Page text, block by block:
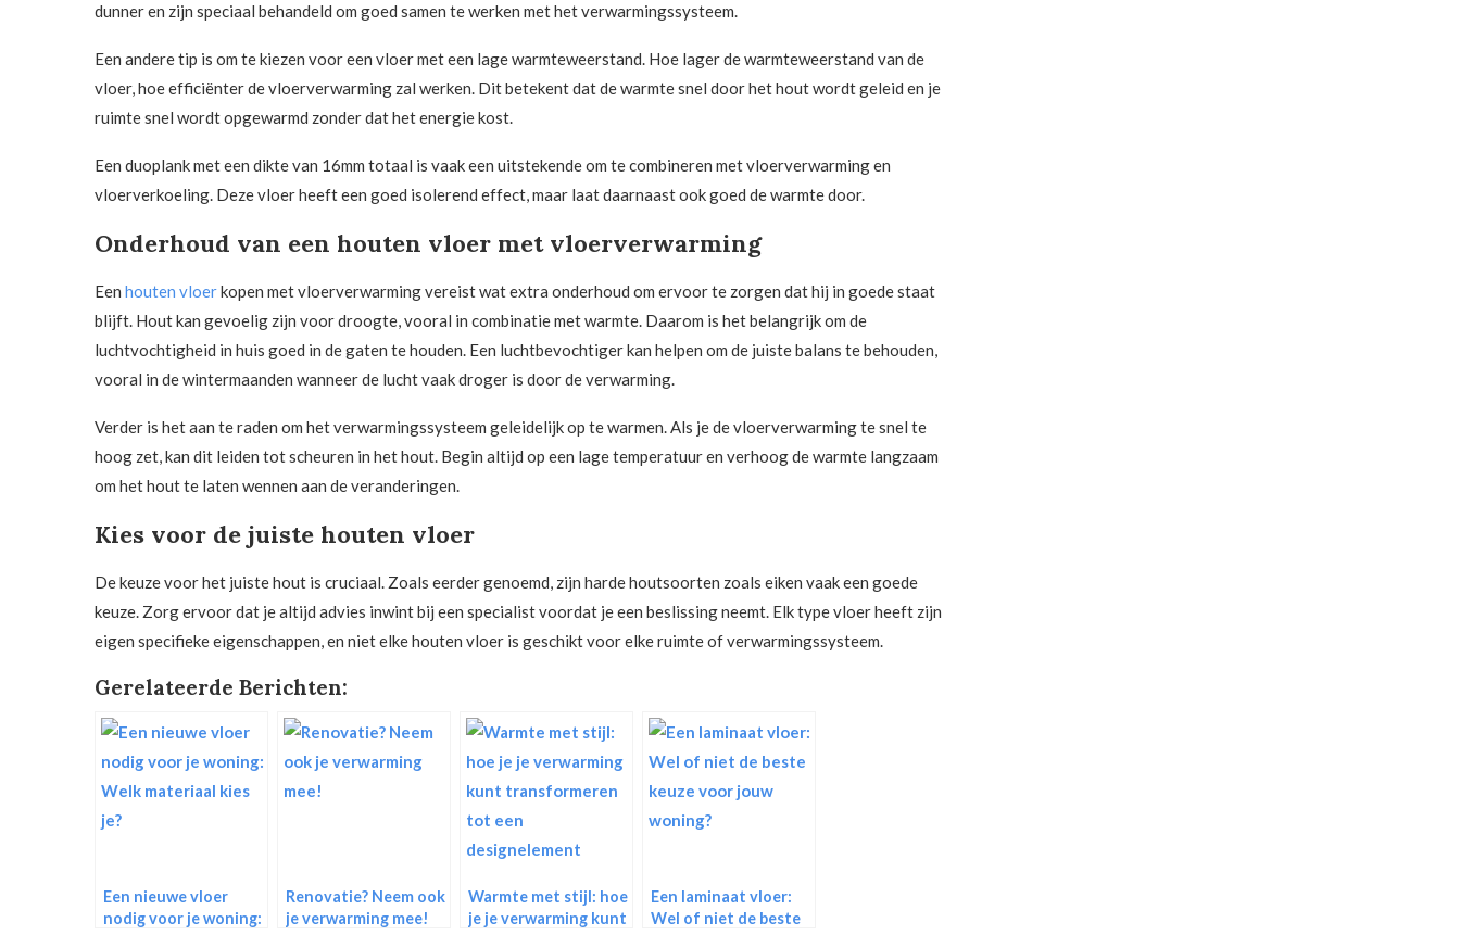
dunner en zijn speciaal behandeld om goed samen te werken met het verwarmingssysteem.
Een andere tip is om te kiezen voor een vloer met een lage warmteweerstand. Hoe lager de warmteweerstand van de
vloer, hoe efficiënter de vloerverwarming zal werken. Dit betekent dat de warmte snel door het hout wordt geleid en je
ruimte snel wordt opgewarmd zonder dat het energie kost.
Een duoplank met een dikte van 16mm totaal is vaak een uitstekende om te combineren met vloerverwarming en
vloerverkoeling. Deze vloer heeft een goed isolerend effect, maar laat daarnaast ook goed de warmte door.
Onderhoud van een houten vloer met vloerverwarming
Een houten vloerkopen met vloerverwarming vereist wat extra onderhoud om ervoor te zorgen dat hij in goede staat
blijft. Hout kan gevoelig zijn voor droogte, vooral in combinatie met warmte. Daarom is het belangrijk om de
luchtvochtigheid in huis goed in de gaten te houden. Een luchtbevochtiger kan helpen om de juiste balans te behouden,
vooral in de wintermaanden wanneer de lucht vaak droger is door de verwarming.
Verder is het aan te raden om het verwarmingssysteem geleidelijk op te warmen. Als je de vloerverwarming te snel te
hoog zet, kan dit leiden tot scheuren in het hout. Begin altijd op een lage temperatuur en verhoog de warmte langzaam
om het hout te laten wennen aan de veranderingen.
Kies voor de juiste houten vloer
De keuze voor het juiste hout is cruciaal. Zoals eerder genoemd, zijn harde houtsoorten zoals eiken vaak een goede
keuze. Zorg ervoor dat je altijd advies inwint bij een specialist voordat je een beslissing neemt. Elk type vloer heeft zijn
eigen specifieke eigenschappen, en niet elke houten vloer is geschikt voor elke ruimte of verwarmingssysteem.
Gerelateerde Berichten:
Een nieuwe vloer
nodig voor je woning:
Renovatie? Neem ook
je verwarming mee!
Warmte met stijl: hoe
je je verwarming kunt
Een laminaat vloer:
Wel of niet de beste